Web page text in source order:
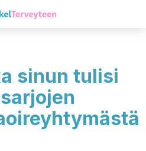
sinun tulisi